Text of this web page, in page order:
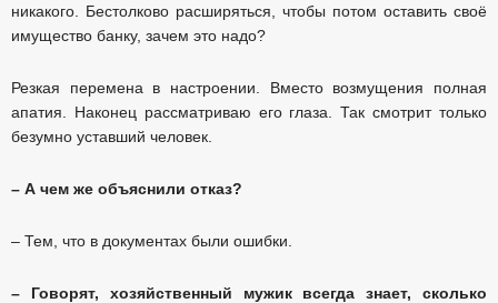
никакого. Бестолково расширяться, чтобы потом оставить своё
имущество банку, зачем это надо?
Резкая перемена в настроении. Вместо возмущения полная
апатия. Наконец рассматриваю его глаза. Так смотрит только
безумно уставший человек.
– А чем же объяснили отказ?
– Тем, что в документах были ошибки.
– Говорят, хозяйственный мужик всегда знает, сколько